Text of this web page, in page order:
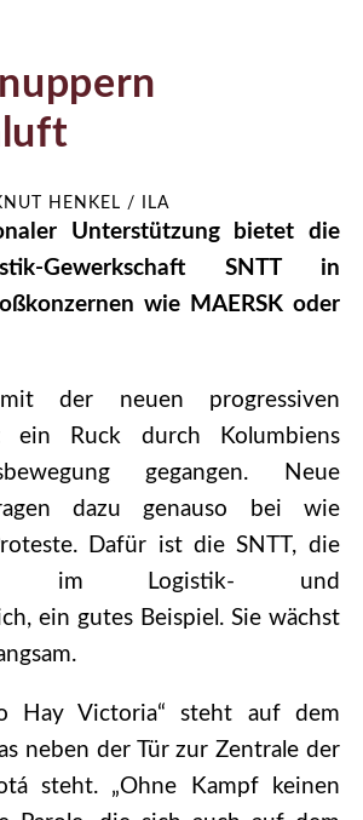
HENKEL / ILA
Unterstützung bietet die
Gewerkschaft SNTT in
wie MAERSK oder
der neuen progressiven
ein Ruck durch Kolumbiens
gegangen. Neue
dazu genauso bei wie
Dafür ist die SNTT, die
im Logistik- und
ein gutes Beispiel. Sie wächst
Hay Victoria“ steht auf dem
neben der Tür zur Zentrale der
steht. „Ohne Kampf keinen